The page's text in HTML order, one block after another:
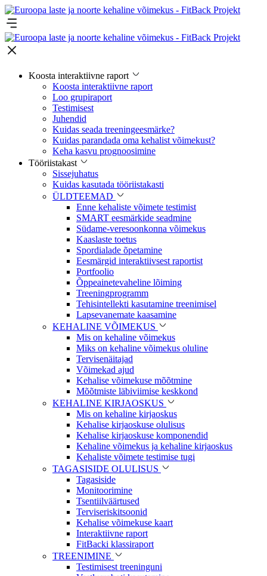
Koosta interaktiivne raport
Koosta interaktiivne raport
Loo grupiraport
Testimisest
Juhendid
Kuidas seada treeningeesmärke?
Kuidas parandada oma kehalist võimekust?
Keha kasvu prognoosimine
Tööriistakast
Sissejuhatus
Kuidas kasutada tööriistakasti
ÜLDTEEMAD
Enne kehaliste võimete testimist
SMART eesmärkide seadmine
Südame-veresoonkonna võimekus
Kaaslaste toetus
Spordialade õpetamine
Eesmärgid interaktiivsest raportist
Portfoolio
Õppeainetevaheline lõiming
Treeningprogramm
Tehisintellekti kasutamine treenimisel
Lapsevanemate kaasamine
KEHALINE VÕIMEKUS
Mis on kehaline võimekus
Miks on kehaline võimekus oluline
Tervisenäitajad
Võimekad ajud
Kehalise võimekuse mõõtmine
Mõõtmiste läbiviimise keskkond
KEHALINE KIRJAOSKUS
Mis on kehaline kirjaoskus
Kehalise kirjaoskuse olulisus
Kehalise kirjaoskuse komponendid
Kehaline võimekus ja kehaline kirjaoskus
Kehaliste võimete testimise tugi
TAGASISIDE OLULISUS
Tagasiside
Monitoorimine
Tsentiilväärtused
Terviseriskitsoonid
Kehalise võimekuse kaart
Interaktiivne raport
FitBacki klassiraport
TREENIMINE
Testimisest treeninguni